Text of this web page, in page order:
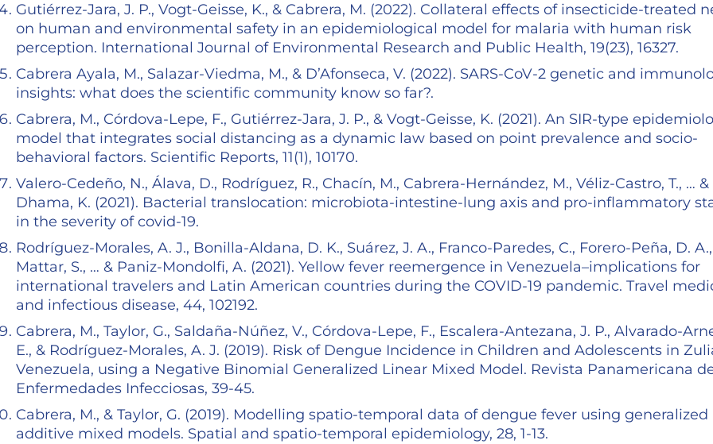
Gutiérrez-Jara, J. P., Vogt-Geisse, K., & Cabrera, M. (2022). Collateral effects of insecticide-treated
on human and environmental safety in an epidemiological model for malaria with human risk
perception. International Journal of Environmental Research and Public Health, 19(23), 16327.
Cabrera Ayala, M., Salazar-Viedma, M., & D’Afonseca, V. (2022). SARS-CoV-2 genetic and
insights: what does the scientific community know so far?.
Cabrera, M., Córdova-Lepe, F., Gutiérrez-Jara, J. P., & Vogt-Geisse, K. (2021). An SIR-type
model that integrates social distancing as a dynamic law based on point prevalence and socio-
behavioral factors. Scientific Reports, 11(1), 10170.
Valero-Cedeño, N., Álava, D., Rodríguez, R., Chacín, M., Cabrera-Hernández, M., Véliz-Castro, T., … &
Dhama, K. (2021). Bacterial translocation: microbiota-intestine-lung axis and pro-inflammatory
in the severity of covid-19.
Rodríguez-Morales, A. J., Bonilla-Aldana, D. K., Suárez, J. A., Franco-Paredes, C., Forero-Peña, D. A.,
Mattar, S., … & Paniz-Mondolfi, A. (2021). Yellow fever reemergence in Venezuela–implications for
international travelers and Latin American countries during the COVID-19 pandemic. Travel
and infectious disease, 44, 102192.
Cabrera, M., Taylor, G., Saldaña-Núñez, V., Córdova-Lepe, F., Escalera-Antezana, J. P., Alvarado-
E., & Rodríguez-Morales, A. J. (2019). Risk of Dengue Incidence in Children and Adolescents in
Venezuela, using a Negative Binomial Generalized Linear Mixed Model. Revista Panamericana
Enfermedades Infecciosas, 39-45.
Cabrera, M., & Taylor, G. (2019). Modelling spatio-temporal data of dengue fever using generalized
additive mixed models. Spatial and spatio-temporal epidemiology, 28, 1-13.